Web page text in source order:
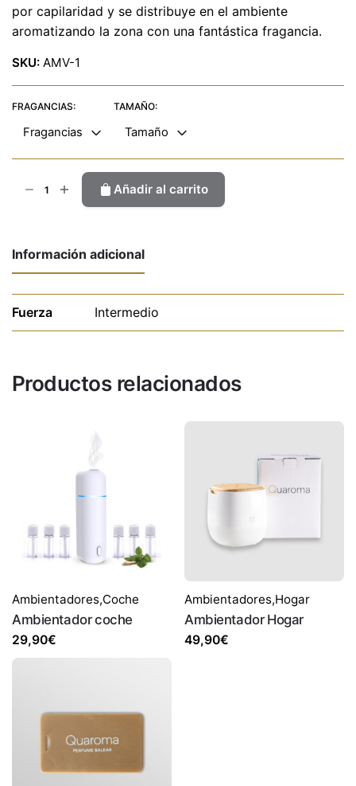
por capilaridad y se distribuye en el ambiente
aromatizando la zona con una fantástica fragancia.
SKU: AMV-1
FRAGANCIAS:
Fragancias
TAMAÑO:
Tamaño
Añadir al carrito
Información adicional
Fuerza Intermedio
Productos relacionados
Ambientadores,Coche
Ambientador coche
29,90€
Ambientadores,Hogar
Ambientador Hogar
49,90€